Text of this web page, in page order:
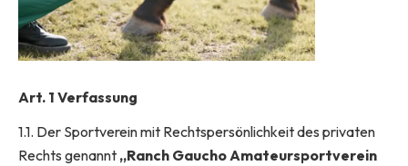
Art. 1 Verfassung
1.1. Der Sportverein mit Rechtspersönlichkeit des privaten
Rechts genannt „Ranch Gaucho Amateursportverein